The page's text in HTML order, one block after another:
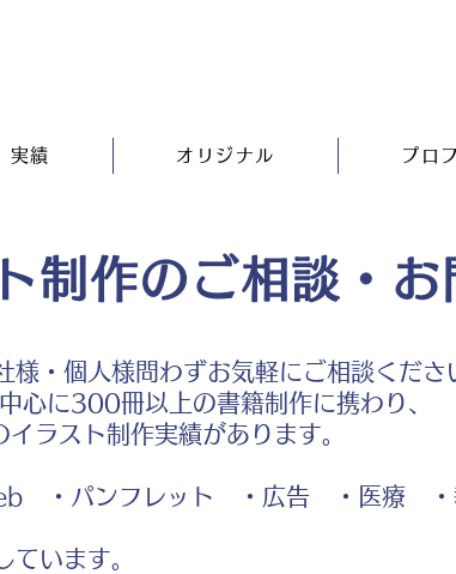
実績 オリジナル プロ
制作のご相談・
・個人様問わずお気軽にご相談くださ
心に300冊以上の書籍制作に携わり、
ラスト制作実績があります。
・パンフレット ・広告 ・医療 ・
います。